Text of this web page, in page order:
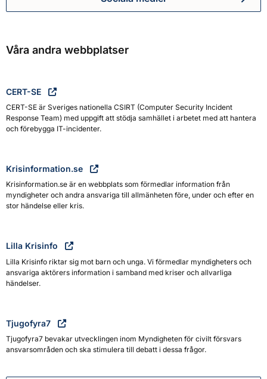
Myndigheten för civilt
Våra andra webbplatser
CERT-SE
CERT-SE är Sveriges nationella CSIRT (Computer Security Incident
Response Team) med uppgift att stödja samhället i arbetet med att hantera
och förebygga IT-incidenter.
Krisinformation.se
Krisinformation.se är en webbplats som förmedlar information från
myndigheter och andra ansvariga till allmänheten före, under och efter en
stor händelse eller kris.
Lilla Krisinfo
Lilla Krisinfo riktar sig mot barn och unga. Vi förmedlar myndigheters och
ansvariga aktörers information i samband med kriser och allvarliga
händelser.
Tjugofyra7
Tjugofyra7 bevakar utvecklingen inom Myndigheten för civilt försvars
ansvarsområden och ska stimulera till debatt i dessa frågor.